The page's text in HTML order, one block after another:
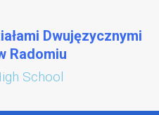
Dwujęzycznymi
Radomiu
School